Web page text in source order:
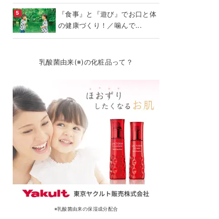
『食事』と『遊び』でお口と体
の健康づくり！／噛んで...
乳酸菌由来(※)の化粧品って？
※乳酸菌由来の保湿成分配合